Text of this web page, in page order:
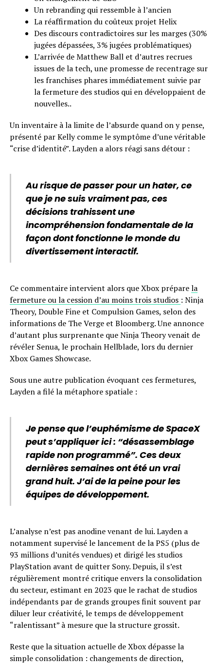
Un rebranding qui ressemble à l’ancien
La réaffirmation du coûteux projet Helix
Des discours contradictoires sur les marges (30%
jugées dépassées, 3% jugées problématiques)
L’arrivée de Matthew Ball et d’autres recrues
issues de la tech, une promesse de recentrage sur
les franchises phares immédiatement suivie par
la fermeture des studios qui en développaient de
nouvelles..
Un inventaire à la limite de l’absurde quand on y pense,
présenté par Kelly comme le symptôme d’une véritable
“crise d’identité”. Layden a alors réagi sans détour :
Au risque de passer pour un hater, ce
que je ne suis vraiment pas, ces
décisions trahissent une
incompréhension fondamentale de la
façon dont fonctionne le monde du
divertissement interactif.
Ce commentaire intervient alors que Xbox préparela
fermeture ou la cession d’au moins trois studios : Ninja
Theory, Double Fine et Compulsion Games, selon des
informations de The Verge et Bloomberg. Une annonce
d’autant plus surprenante que Ninja Theory venait de
révéler Senua, le prochain Hellblade, lors du dernier
Xbox Games Showcase.
Sous une autre publication évoquant ces fermetures,
Layden a filé la métaphore spatiale :
Je pense que l’euphémisme de SpaceX
peut s’appliquer ici : “désassemblage
rapide non programmé”. Ces deux
dernières semaines ont été un vrai
grand huit. J’ai de la peine pour les
équipes de développement.
L’analyse n’est pas anodine venant de lui. Layden a
notamment supervisé le lancement de la PS5 (plus de
93 millions d’unités vendues) et dirigé les studios
PlayStation avant de quitter Sony. Depuis, il s’est
régulièrement montré critique envers la consolidation
du secteur, estimant en 2023 que le rachat de studios
indépendants par de grands groupes finit souvent par
diluer leur créativité, le temps de développement
“ralentissant” à mesure que la structure grossit.
Reste que la situation actuelle de Xbox dépasse la
simple consolidation : changements de direction,